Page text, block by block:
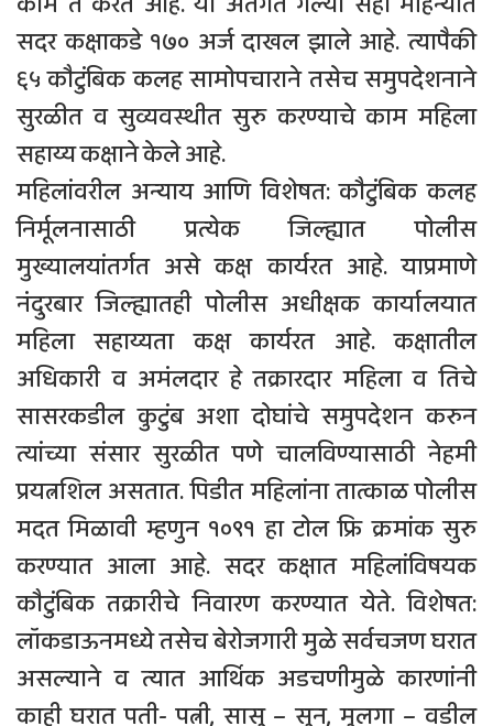
सदर कक्षाकडे १७० अर्ज दाखल झाले आहे. त्यापैकी
६५ कौटुंबिक कलह सामोपचाराने तसेच समुपदेशनाने
सुरळीत व सुव्यवस्थीत सुरु करण्याचे काम महिला
सहाय्य कक्षाने केले आहे.
महिलांवरील अन्याय आणि विशेषत: कौटुंबिक कलह
निर्मूलनासाठी प्रत्येक जिल्ह्यात पोलीस
मुख्यालयांतर्गत असे कक्ष कार्यरत आहे. याप्रमाणे
नंदुरबार जिल्ह्यातही पोलीस अधीक्षक कार्यालयात
महिला सहाय्यता कक्ष कार्यरत आहे. कक्षातील
अधिकारी व अमंलदार हे तक्रारदार महिला व तिचे
सासरकडील कुटुंब अशा दोघांचे समुपदेशन करुन
त्यांच्या संसार सुरळीत पणे चालविण्यासाठी नेहमी
प्रयत्नशिल असतात. पिडीत महिलांना तात्काळ पोलीस
मदत मिळावी म्हणुन १०९१ हा टोल फ्रि क्रमांक सुरु
करण्यात आला आहे. सदर कक्षात महिलांविषयक
कौटुंबिक तक्रारीचे निवारण करण्यात येते. विशेषत:
लॉकडाऊनमध्ये तसेच बेरोजगारी मुळे सर्वचजण घरात
असल्याने व त्यात आर्थिक अडचणीमुळे कारणांनी
काही घरात पती- पत्नी, सासु – सुन, मुलगा – वडील